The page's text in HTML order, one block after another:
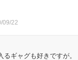
09/22
ギャグも好きですが。